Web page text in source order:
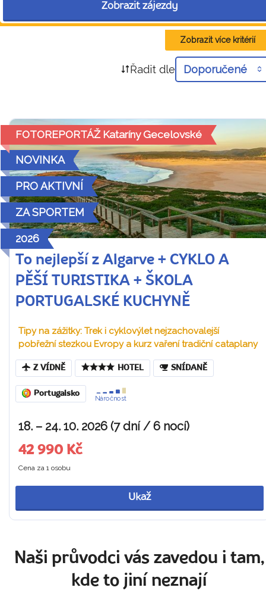
Zobrazit zájezdy
Zobrazit více kritérií
Řadit dle Doporučené
FOTOREPORTÁŽ Kataríny Gecelovské
NOVINKA
PRO AKTIVNÍ
ZA SPORTEM
2026
To nejlepší z Algarve + CYKLO A
PĚŠÍ TURISTIKA + ŠKOLA
PORTUGALSKÉ KUCHYNĚ
Tipy na zážitky: Trek i cyklovýlet nejzachovalejší
pobřežní stezkou Evropy a kurz vaření tradiční cataplany
Z VÍDNĚ HOTEL SNÍDANĚ
Portugalsko
Náročnost
18. – 24. 10. 2026 (7 dní / 6 nocí)
42 990 Kč
Cena za 1 osobu
Ukaž
Naši průvodci vás zavedou i tam,
kde to jiní neznají